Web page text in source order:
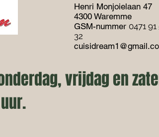
Henri Monjoielaan 47
4300 Waremme
GSM-nummer 0471 91
32
vrijdag en